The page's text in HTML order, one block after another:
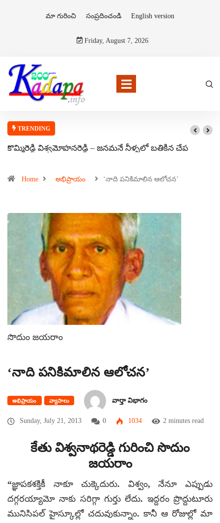
మా గురించి సంప్రదించండి English version
Friday, August 7, 2026
TRENDING
కొమ్మిరెడ్డి విశ్వమోహనరెడ్డి – జనమనే నీళ్ళలో బతికిన చేప
Home అభిప్రాయం ‘నాది పనికిమాలిన ఆలోచన’
సొదుం జయరాం
‘నాది పనికిమాలిన ఆలోచన’
అభిప్రాయం వ్యాసాలు వార్తా విభాగం
Sunday, July 21, 2013 0 1034 2 minutes read
కేతు విశ్వనాథరెడ్డి గురించి సొదుం
జయరాం
“జ్ఞాపకశక్తికీ నాకూ చుక్కెదురు. విశ్వం, నేనూ ఎప్పుడు
దగ్గరయ్యామో నాకు సరిగ్గా గుర్తు లేదు. ఇద్దరం ప్రొద్దుటూరు
మునిసిపల్ హైస్కూల్లో చదువుకున్నాం. కానీ ఆ రోజుల్లో మా